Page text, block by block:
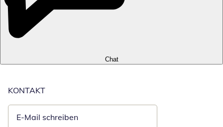
Chat
KONTAKT
E-Mail schreiben
Öffnet E-Mail-Client